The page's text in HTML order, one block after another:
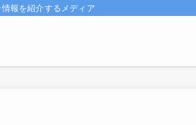
報を紹介するメディア